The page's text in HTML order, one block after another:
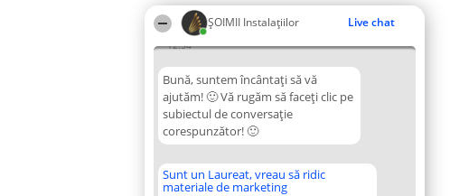
ŞOIMII Instalaţiilor Live chat
12:54
Bună, suntem încântați să vă
ajutăm! 🙂 Vă rugăm să faceți clic pe
subiectul de conversație
corespunzător! 🙂
Sunt un Laureat, vreau să ridic
materiale de marketing